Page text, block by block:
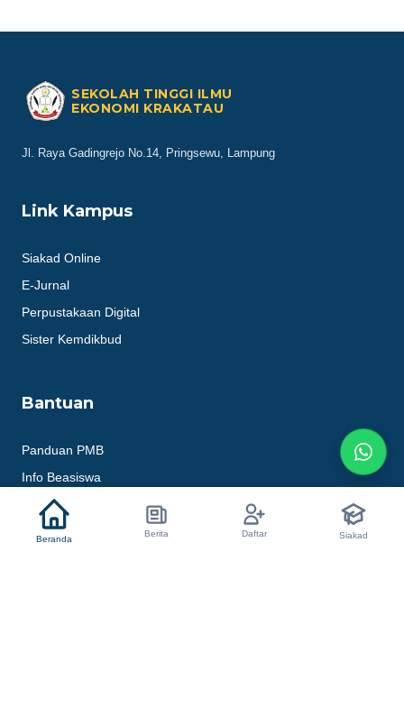
SEKOLAH TINGGI ILMU
EKONOMI KRAKATAU
Jl. Raya Gadingrejo No.14, Pringsewu, Lampung
Link Kampus
Siakad Online
E-Jurnal
Perpustakaan Digital
Sister Kemdikbud
Bantuan
Panduan PMB
Info Beasiswa
Layanan Karir
Kontak IT Support
Beranda
Berita Daftar Siakad